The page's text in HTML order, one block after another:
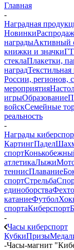
Главная
-
Наградная
Новинки
наградыАктивный
книжки и значки
стеклаПлакетки,
наград
России, регионов,
мероприятия
игрыОбразование
войскСемейные
реальность
-
Награды
КартингПадел
спорт
атлетикаЛыжи
теннисПлавание
спортСтрельба
единоборства
катаниеФутбол
спортаКиберспорт
-
Часы киберспорт
КубкиПризы
-Часы-магнит